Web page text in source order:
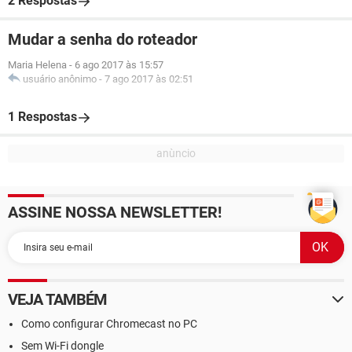
Mudar a senha do roteador
Maria Helena - 6 ago 2017 às 15:57
usuário anônimo - 7 ago 2017 às 02:51
1 Respostas
ASSINE NOSSA NEWSLETTER!
VEJA TAMBÉM
Como configurar Chromecast no PC
Sem Wi-Fi dongle